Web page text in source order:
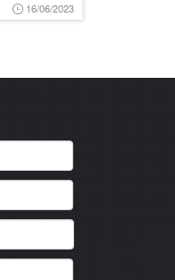
16/06/2023